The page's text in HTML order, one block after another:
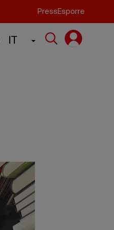
Press Esporre
IT